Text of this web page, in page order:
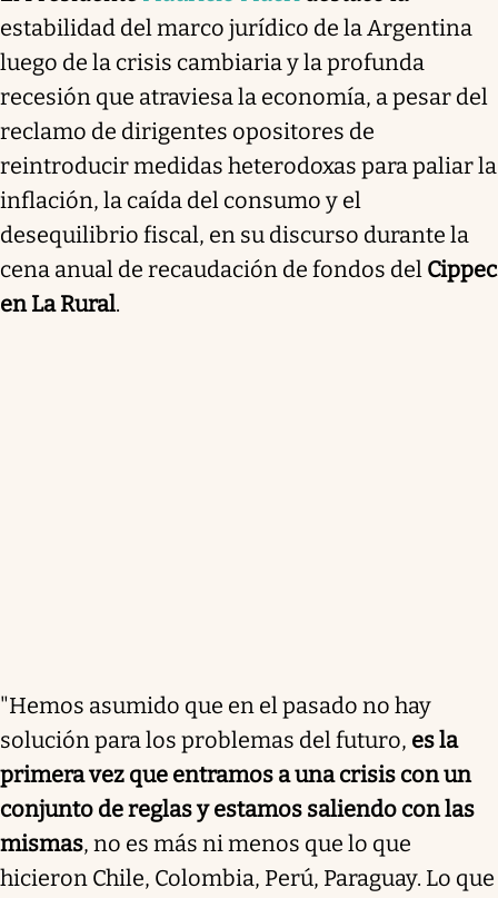
estabilidad del marco jurídico de la Argentina
luego de la crisis cambiaria y la profunda
recesión que atraviesa la economía, a pesar del
reclamo de dirigentes opositores de
reintroducir medidas heterodoxas para paliar la
inflación, la caída del consumo y el
desequilibrio fiscal, en su discurso durante la
cena anual de recaudación de fondos del Cippec
en La Rural.
"Hemos asumido que en el pasado no hay
solución para los problemas del futuro, es la
primera vez que entramos a una crisis con un
conjunto de reglas y estamos saliendo con las
mismas, no es más ni menos que lo que
hicieron Chile, Colombia, Perú, Paraguay. Lo que